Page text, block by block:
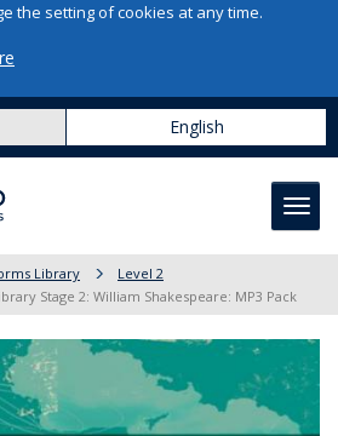
the setting of cookies at any time.
English
Library
Level 2
Stage 2: William Shakespeare: MP3 Pack